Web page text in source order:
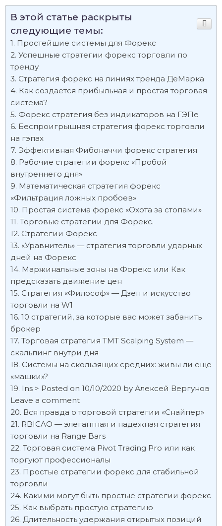
В этой статье раскрыты
следующие темы:
Простейшие системы для Форекс
Успешные стратегии форекс торговли по
тренду
Стратегия форекс на линиях тренда ДеМарка
Как создается прибыльная и простая торговая
система?
Форекс стратегия без индикаторов на ГЭПе
Беспроигрышная стратегия форекс торговли
на гэпах
Эффективная Фибоначчи форекс стратегия
Рабочие стратегии форекс «Пробой
внутреннего дня»
Математическая стратегия форекс
«Фильтрация ложных пробоев»
Простая система форекс «Охота за стопами»
Торговые стратегии для Форекс.
Стратегии Форекс
«Уравнитель» — стратегия торговли ударных
дней на Форекс
Маржинальные зоны на Форекс или Как
предсказать движение цен
Стратегия «Философ» — Дзен и искусство
торговли на W1
10 стратегий, за которые вас может забанить
брокер
Торговая стратегия TMT Scalping System —
скальпинг внутри дня
Системы на скользящих средних: живы ли еще
«машки»?
Ins > Posted on 10/10/2020 by Алексей Вергунов
Leave a comment
Вся правда о торговой стратегии «Снайпер»
RBICAO — элегантная и надежная стратегия
торговли на Range Bars
Торговая система Pivot Trading Pro или как
торгуют профессионалы
Простые стратегии форекс для стабильной
торговли
Какими могут быть простые стратегии форекс
Как выбрать простую стратегию
Длительность удержания открытых позиций